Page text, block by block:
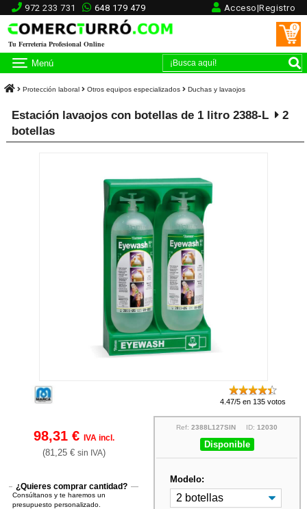
972 233 731 648 179 479 Acceso|Registro
Tu Ferretería Profesional Online
0
Menú
Protección laboral Otros equipos especializados Duchas y lavaojos
Estación lavaojos con botellas de 1 litro 2388-L
2
botellas
4.47/5 en 135 votos
98,31 € IVA incl.
(81,25 € sin IVA)
¿Quieres comprar cantidad?
Consúltanos y te haremos un
presupuesto personalizado.
Ref:2388L127SIN ID:12030
Disponible
Modelo: